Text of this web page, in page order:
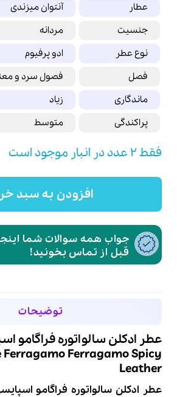
عطار
آنتوان میزندی
جنسیت
مردانه
نوع عطر
ادو پرفیوم
فصل
فصول سرد و
ماندگاری
زیاد
پراکندگی
متوسط
فقط 2 عدد در انبار موجود است
افزودن به سبد
جواب همه سوالات شما
قبل از تماس بخونید!
توضیحات
عطر ادکلن سالواتوره فراگامو
Ferragamo Spicy
Leather